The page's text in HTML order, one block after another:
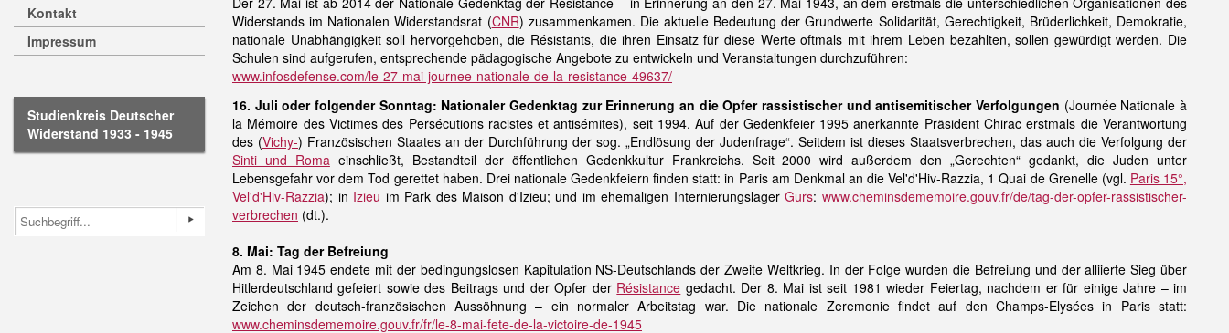
Kontakt
Impressum
Studienkreis Deutscher
Widerstand 1933 - 1945
Widerstands im Nationalen Widerstandsrat (CNR) zusammenkamen. Die aktuelle Bedeutung der Grundwerte Solidarität, Gerechtigkeit, Brüderlichkeit, Demokratie,
nationale Unabhängigkeit soll hervorgehoben, die Résistants, die ihren Einsatz für diese Werte oftmals mit ihrem Leben bezahlten, sollen gewürdigt werden. Die
Schulen sind aufgerufen, entsprechende pädagogische Angebote zu entwickeln und Veranstaltungen durchzuführen:
www.infosdefense.com/le-27-mai-journee-nationale-de-la-resistance-49637/
16. Juli oder folgender Sonntag: Nationaler Gedenktag zur Erinnerung an die Opfer rassistischer und antisemitischer Verfolgungen (Journée Nationale à
la Mémoire des Victimes des Persécutions racistes et antisémites), seit 1994. Auf der Gedenkfeier 1995 anerkannte Präsident Chirac erstmals die Verantwortung
des (Vichy-) Französischen Staates an der Durchführung der sog. „Endlösung der Judenfrage“. Seitdem ist dieses Staatsverbrechen, das auch die Verfolgung der
Sinti und Romaeinschließt, Bestandteil der öffentlichen Gedenkkultur Frankreichs. Seit 2000 wird außerdem den „Gerechten“ gedankt, die Juden unter
Lebensgefahr vor dem Tod gerettet haben. Drei nationale Gedenkfeiern finden statt: in Paris am Denkmal an dieVel'd'Hiv-Razzia, 1 Quai de Grenelle(vgl. Paris 15°,
Vel'd'Hiv-Razzia); in Izieu im Park des Maison d'Izieu; und im ehemaligen InternierungslagerGurs:www.cheminsdememoire.gouv.fr/de/tag-der-opfer-rassistischer-
verbrechen (dt.).
8. Mai: Tag der Befreiung
Am 8. Mai 1945 endete mit der bedingungslosen Kapitulation NS-Deutschlands der Zweite Weltkrieg. In der Folge wurden die Befreiung und der alliierte Sieg über
Hitlerdeutschland gefeiert sowie des Beitrags und der Opfer der Résistance gedacht. Der 8. Mai ist seit 1981 wieder Feiertag, nachdem er für einige Jahre – im
Zeichen der deutsch-französischen Aussöhnung – ein normaler Arbeitstag war. Die nationale Zeremonie findet auf den Champs-Elysées in Paris statt:
www.cheminsdememoire.gouv.fr/fr/le-8-mai-fete-de-la-victoire-de-1945